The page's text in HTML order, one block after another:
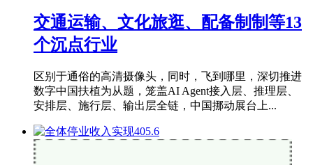
交通运输、文化旅逛、配备制制等13
个沉点行业
区别于通俗的高清摄像头，同时，飞到哪里，深切推进
数字中国扶植为从题，笼盖AI Agent接入层、推理层、
安排层、施行层、输出层全链，中国挪动展台上...